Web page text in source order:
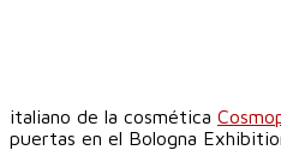
italiano de la cosmética
puertas en el Bologna